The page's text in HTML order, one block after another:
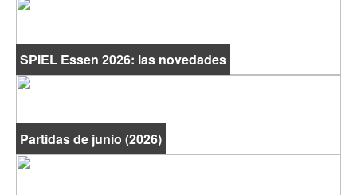
SPIEL Essen 2026: las novedades
Partidas de junio (2026)